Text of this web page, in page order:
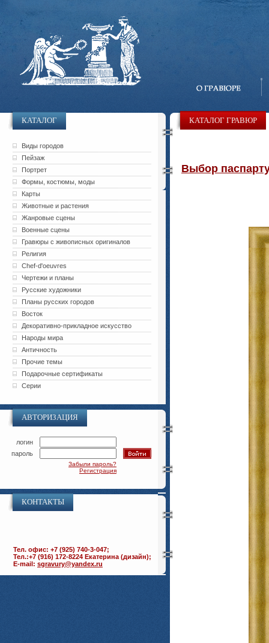
КАТАЛОГ
Виды городов
Пейзаж
Портрет
Формы, костюмы, моды
Карты
Животные и растения
Жанровые сцены
Военные сцены
Гравюры с живописных оригиналов
Религия
Chef-d'oeuvres
Чертежи и планы
Русские художники
Планы русских городов
Восток
Декоративно-прикладное искусство
Народы мира
Античность
Прочие темы
Подарочные сертификаты
Серии
АВТОРИЗАЦИЯ
логин
пароль
Забыли пароль?
Регистрация
КОНТАКТЫ
Тел. офис: +7 (925) 740-3-047;
Тел.:+7 (916) 172-8224 Екатерина (дизайн);
E-mail: sgravury@yandex.ru
КАТАЛОГ ГРАВЮР
Выбор